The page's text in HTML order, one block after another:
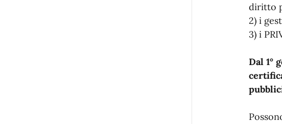
diritto
2) i
3) i
Dal 1°